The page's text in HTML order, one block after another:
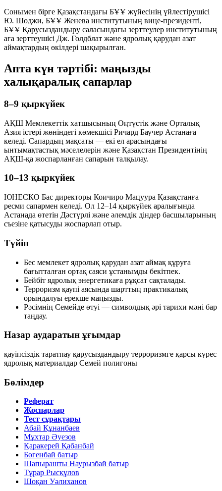
Сонымен бірге Қазақстандағы БҰҰ жүйесінің үйлестірушісі
Ю. Шоджи, БҰҰ Женева институтының вице-президенті,
БҰҰ Қарусыздандыру саласындағы зерттеулер институтының
аға зерттеушісі Дж. Голдблат және ядролық қарудан азат
аймақтардың өкілдері шақырылған.
Апта күн тәртібі: маңызды
халықаралық сапарлар
8–9 қыркүйек
АҚШ Мемлекеттік хатшысының Оңтүстік және Орталық
Азия істері жөніндегі көмекшісі Ричард Баучер Астанаға
келеді. Сапардың мақсаты — екі ел арасындағы
ынтымақтастық мәселелерін және Қазақстан Президентінің
АҚШ-қа жоспарланған сапарын талқылау.
10–13 қыркүйек
ЮНЕСКО Бас директоры Коичиро Мацуура Қазақстанға
ресми сапармен келеді. Ол 12–14 қыркүйек аралығында
Астанада өтетін Дәстүрлі және әлемдік діндер басшыларының
съезіне қатысуды жоспарлап отыр.
Түйін
Бес мемлекет ядролық қарудан азат аймақ құруға
бағытталған ортақ саяси ұстанымды бекітпек.
Бейбіт ядролық энергетикаға рұқсат сақталады.
Терроризм қаупі аясында шарттың практикалық
орындалуы ерекше маңызды.
Рәсімнің Семейде өтуі — символдық әрі тарихи мәні бар
таңдау.
Назар аударатын ұғымдар
қауіпсіздік таратпау қарусыздандыру терроризмге қарсы күрес
ядролық материалдар Семей полигоны
Бөлімдер
Реферат
Жоспарлар
Тест сұрақтары
Абай Құнанбаев
Мұхтар Әуезов
Қаракерей Қабанбай
Бөгенбай батыр
Шапырашты Наурызбай батыр
Тұрар Рысқұлов
Шоқан Уәлиханов